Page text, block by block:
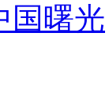
国曙光